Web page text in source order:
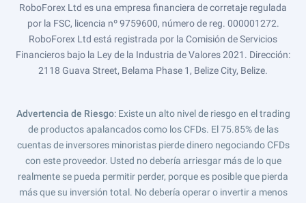
RoboForex Ltd es una empresa financiera de corretaje regulada
por la FSC, licencia nº 9759600, número de reg. 000001272.
RoboForex Ltd está registrada por la Comisión de Servicios
Financieros bajo la Ley de la Industria de Valores 2021. Dirección:
2118 Guava Street, Belama Phase 1, Belize City, Belize.
Advertencia de Riesgo: Existe un alto nivel de riesgo en el trading
de productos apalancados como los CFDs. El 75.85% de las
cuentas de inversores minoristas pierde dinero negociando CFDs
con este proveedor. Usted no debería arriesgar más de lo que
realmente se pueda permitir perder, porque es posible que pierda
más que su inversión total. No debería operar o invertir a menos